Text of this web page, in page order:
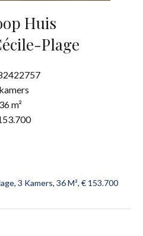
Huis
Plage
36 m²
3 Kamers, 36 M², € 153.700